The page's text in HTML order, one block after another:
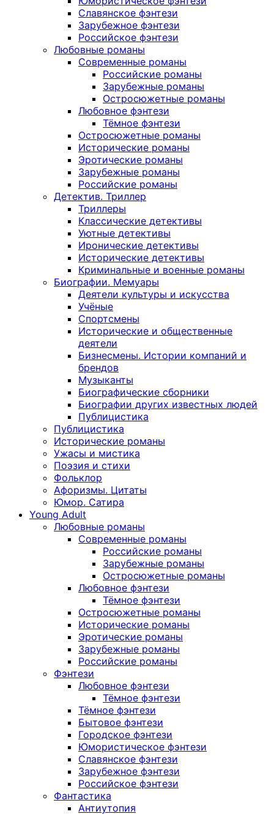
Славянское фэнтези
Зарубежное фэнтези
Российское фэнтези
Любовные романы
Современные романы
Российские романы
Зарубежные романы
Остросюжетные романы
Любовное фэнтези
Тёмное фэнтези
Остросюжетные романы
Исторические романы
Эротические романы
Зарубежные романы
Российские романы
Детектив. Триллер
Триллеры
Классические детективы
Уютные детективы
Иронические детективы
Исторические детективы
Криминальные и военные романы
Биографии. Мемуары
Деятели культуры и искусства
Учёные
Спортсмены
Исторические и общественные
деятели
Бизнесмены. Истории компаний и
брендов
Музыканты
Биографические сборники
Биографии других известных людей
Публицистика
Публицистика
Исторические романы
Ужасы и мистика
Поэзия и стихи
Фольклор
Афоризмы. Цитаты
Юмор. Сатира
Young Adult
Любовные романы
Современные романы
Российские романы
Зарубежные романы
Остросюжетные романы
Любовное фэнтези
Тёмное фэнтези
Остросюжетные романы
Исторические романы
Эротические романы
Зарубежные романы
Российские романы
Фэнтези
Любовное фэнтези
Тёмное фэнтези
Тёмное фэнтези
Бытовое фэнтези
Городское фэнтези
Юмористическое фэнтези
Славянское фэнтези
Зарубежное фэнтези
Российское фэнтези
Фантастика
Антиутопия